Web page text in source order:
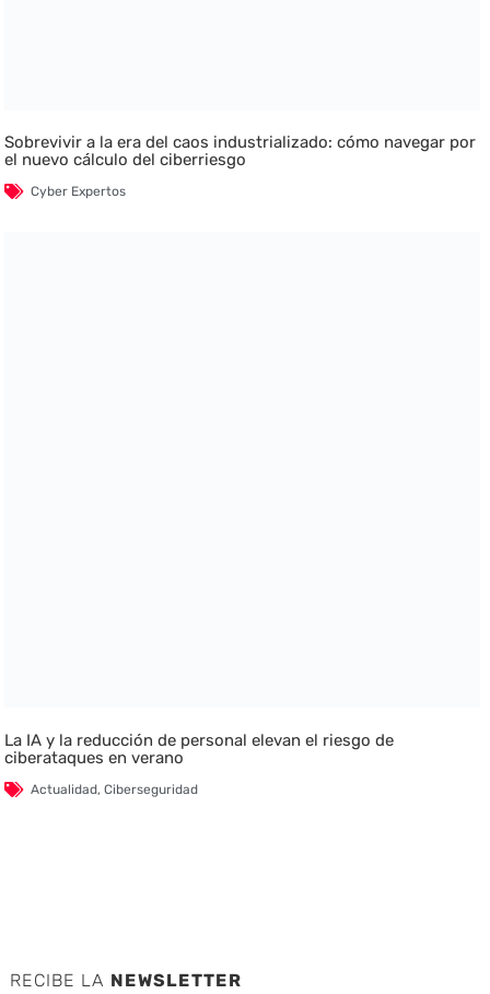
Sobrevivir a la era del caos industrializado: cómo navegar por
el nuevo cálculo del ciberriesgo
Cyber Expertos
La IA y la reducción de personal elevan el riesgo de
ciberataques en verano
Actualidad,Ciberseguridad
RECIBE LA NEWSLETTER